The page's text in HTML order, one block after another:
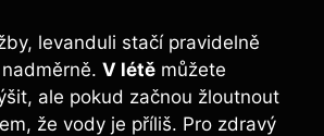
levanduli stačí pravidelně
V létě můžete
ale pokud začnou žloutnout
že vody je příliš. Pro zdravý